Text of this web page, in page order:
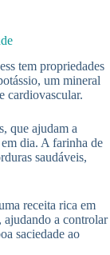
tem propriedades
um mineral
cardiovascular.
que ajudam a
dia. A farinha de
saudáveis,
receita rica em
ajudando a controlar
saciedade ao